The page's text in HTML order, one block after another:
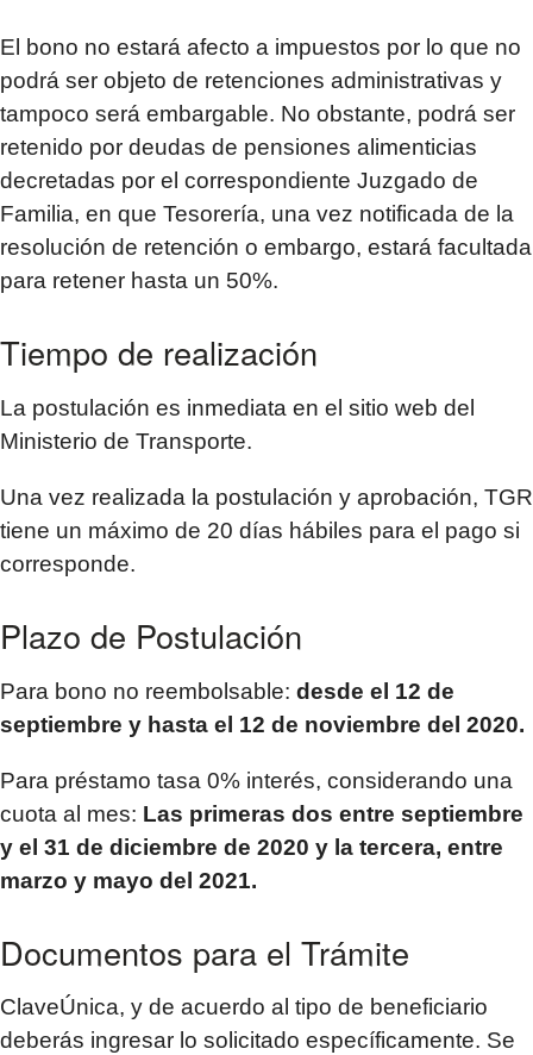
El bono no estará afecto a impuestos por lo que no
podrá ser objeto de retenciones administrativas y
tampoco será embargable. No obstante, podrá ser
retenido por deudas de pensiones alimenticias
decretadas por el correspondiente Juzgado de
Familia, en que Tesorería, una vez notificada de la
resolución de retención o embargo, estará facultada
para retener hasta un 50%.
Tiempo de realización
La postulación es inmediata en el sitio web del
Ministerio de Transporte.
Una vez realizada la postulación y aprobación, TGR
tiene un máximo de 20 días hábiles para el pago si
corresponde.
Plazo de Postulación
Para bono no reembolsable: desde el 12 de
septiembre y hasta el 12 de noviembre del 2020.
Para préstamo tasa 0% interés, considerando una
cuota al mes: Las primeras dos entre septiembre
y el 31 de diciembre de 2020 y la tercera, entre
marzo y mayo del 2021.
Documentos para el Trámite
ClaveÚnica, y de acuerdo al tipo de beneficiario
deberás ingresar lo solicitado específicamente. Se